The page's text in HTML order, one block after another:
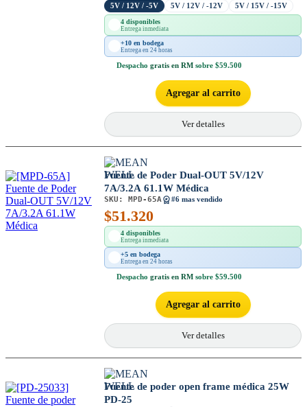
5V / 12V / -5V 5V / 12V / -12V 5V / 15V / -15V
4 disponibles
Entrega inmediata
+10 en bodega
Entrega en 24 horas
Despacho gratis en RM sobre $59.500
Agregar al carrito
Ver detalles
Fuente de Poder Dual-OUT 5V/12V
7A/3.2A 61.1W Médica
SKU: MPD-65A #6 mas vendido
$51.320
4 disponibles
Entrega inmediata
+5 en bodega
Entrega en 24 horas
Despacho gratis en RM sobre $59.500
Agregar al carrito
Ver detalles
Fuente de poder open frame médica 25W
PD-25